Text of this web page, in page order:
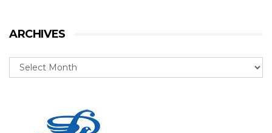
ARCHIVES